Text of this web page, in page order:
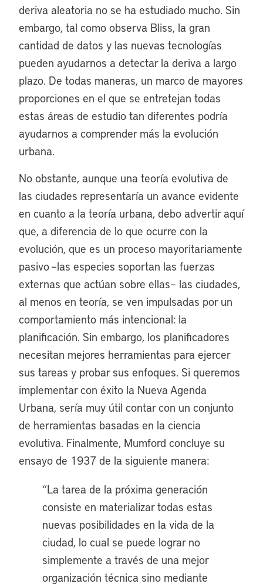
deriva aleatoria no se ha estudiado mucho. Sin
embargo, tal como observa Bliss, la gran
cantidad de datos y las nuevas tecnologías
pueden ayudarnos a detectar la deriva a largo
plazo. De todas maneras, un marco de mayores
proporciones en el que se entretejan todas
estas áreas de estudio tan diferentes podría
ayudarnos a comprender más la evolución
urbana.
No obstante, aunque una teoría evolutiva de
las ciudades representaría un avance evidente
en cuanto a la teoría urbana, debo advertir aquí
que, a diferencia de lo que ocurre con la
evolución, que es un proceso mayoritariamente
pasivo –las especies soportan las fuerzas
externas que actúan sobre ellas– las ciudades,
al menos en teoría, se ven impulsadas por un
comportamiento más intencional: la
planificación. Sin embargo, los planificadores
necesitan mejores herramientas para ejercer
sus tareas y probar sus enfoques. Si queremos
implementar con éxito la Nueva Agenda
Urbana, sería muy útil contar con un conjunto
de herramientas basadas en la ciencia
evolutiva. Finalmente, Mumford concluye su
ensayo de 1937 de la siguiente manera:
“La tarea de la próxima generación
consiste en materializar todas estas
nuevas posibilidades en la vida de la
ciudad, lo cual se puede lograr no
simplemente a través de una mejor
organización técnica sino mediante